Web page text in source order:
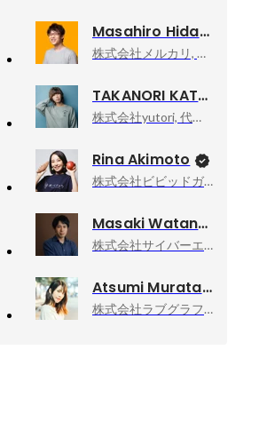
Masahiro Hidaka
株式会社メルカリ, メルペイ エキスパート（Android）
TAKANORI KATAISHI
株式会社yutori, 代表取締役社長
Rina Akimoto
株式会社ビビッドガーデン, 代表取締役社長
Masaki Watanabe
株式会社サイバーエージェント, 新R25編集長
Atsumi Murata
株式会社ラブグラフ, Co-founder & CCO